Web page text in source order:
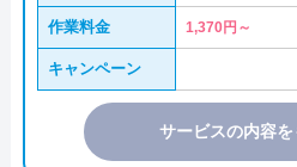
作業料金 1,370円～
キャンペーン
サービスの内容